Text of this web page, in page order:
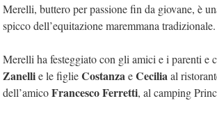
Merelli, buttero per passione fin da giovane, è
spicco dell’equitazione maremmana tradizionale.
Merelli ha festeggiato con gli amici e i parenti e
Zanellie le figlieCostanzaeCeciliaal
dell’amicoFrancesco Ferretti, al camping